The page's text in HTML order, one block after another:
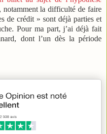
notamment la difficulté de faire
de crédit » sont déjà parties et
Pour ma part, j’ai déjà fait
dont l’un dès la période